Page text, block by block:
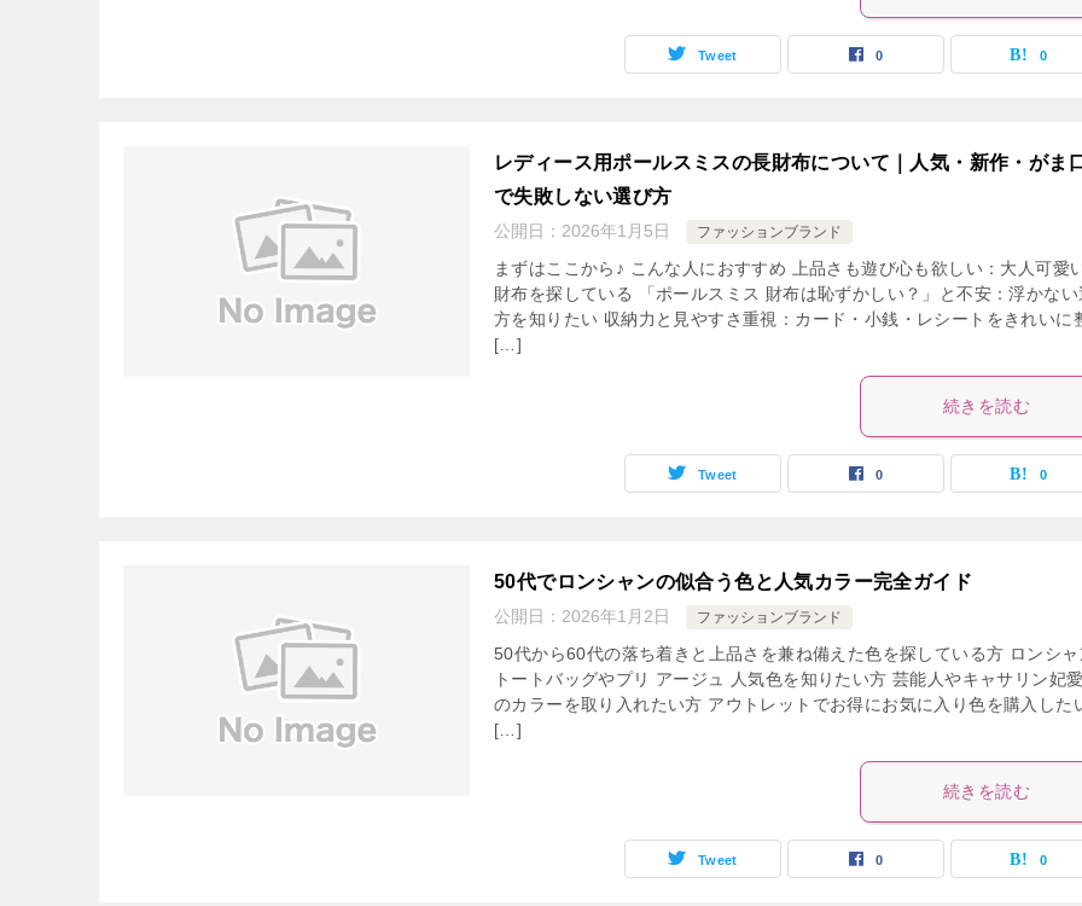
Tweet 0 0
レディース用ポールスミスの長財布について｜人気・新作・がま
で失敗しない選び方
公開日： 2026年1月5日 ファッションブランド
まずはここから♪ こんな人におすすめ 上品さも遊び心も欲しい：大人可愛
財布を探している 「ポールスミス 財布は恥ずかしい？」と不安：浮かない
方を知りたい 収納力と見やすさ重視：カード・小銭・レシートをきれいに
[…]
続きを読む
Tweet 0 0
50代でロンシャンの似合う色と人気カラー完全ガイド
公開日： 2026年1月2日 ファッションブランド
50代から60代の落ち着きと上品さを兼ね備えた色を探している方 ロンシャ
トートバッグやプリ アージュ 人気色を知りたい方 芸能人やキャサリン妃
のカラーを取り入れたい方 アウトレットでお得にお気に入り色を購入した
[…]
続きを読む
Tweet 0 0